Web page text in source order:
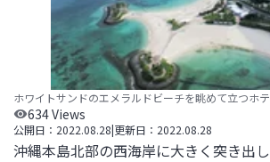
ホワイトサンドのエメラルドビーチを眺めて立つホ
634Views
公開日： 2022.08.28|更新日： 2022.08.28
沖縄本島北部の西海岸に大きく突き出